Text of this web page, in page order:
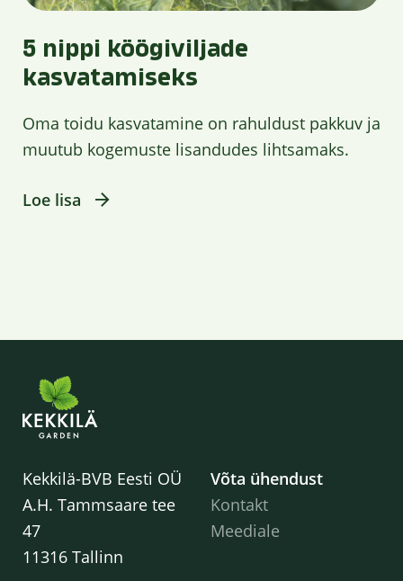
5 nippi köögiviljade
kasvatamiseks
Oma toidu kasvatamine on rahuldust pakkuv ja
muutub kogemuste lisandudes lihtsamaks.
Loe lisa
Kekkilä-BVB Eesti OÜ
A.H. Tammsaare tee
47
11316 Tallinn
Võta ühendust
Kontakt
Meediale